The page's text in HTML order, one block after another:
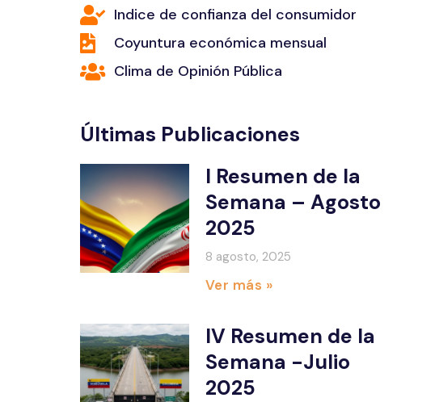
Indice de confianza del consumidor
Coyuntura económica mensual
Clima de Opinión Pública
Últimas Publicaciones
I Resumen de la
Semana – Agosto
2025
8 agosto, 2025
Ver más »
IV Resumen de la
Semana -Julio
2025